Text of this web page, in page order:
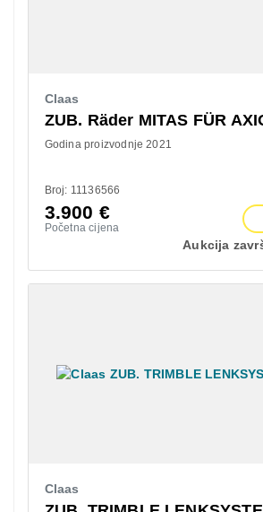
Claas
ZUB. Räder MITAS FÜR
Godina proizvodnje 2021
Broj: 11136566
3.900 €
Početna cijena
Aukcija
Claas